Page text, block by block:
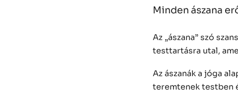
Minden ászana
Az „ászana” szó
testtartásra utal,
Az ászanák a jóga
teremtenek testben